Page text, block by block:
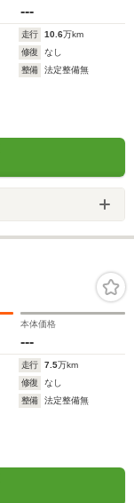
---
走行 10.6万km
修復
なし
整備
法定整備無
本体価格
---
走行 7.5万km
修復
なし
整備
法定整備無